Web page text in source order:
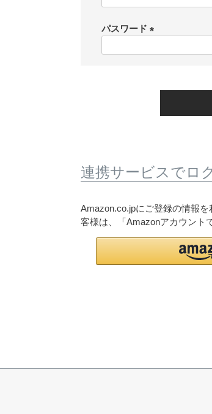
パスワード
連携サービスでロ
Amazon.co.jpにご登録の情報
客様は、「Amazonアカウント